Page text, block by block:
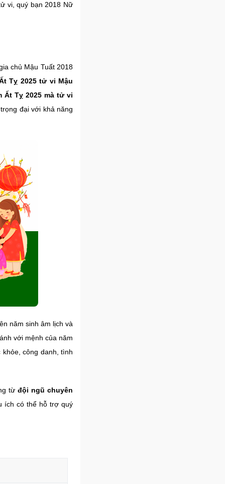
vi, quý bạn 2018 Nữ
chủ Mậu Tuất 2018
Tỵ 2025 tử vi Mậu
Ất Tỵ 2025 mà tử vi
đại với khả năng
năm sinh âm lịch và
với mệnh của năm
công danh, tình
từđội ngũ chuyên
ích có thể hỗ trợ quý